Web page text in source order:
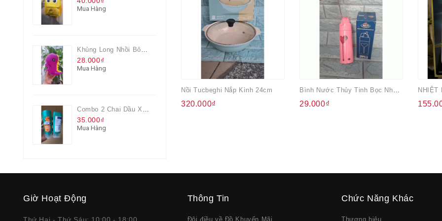
Mua Hàng
Khủng Long Nhồi Bông Cho Bé Chơi Màu Tím
28.000₫
Mua Hàng
Combo 2 Chai Dầu Xả Rejoice 3IN1 Siêu Mềm Mượt Chai 60ML
35.000₫
Mua Hàng
Nồi Tucbeghi Nắp Kình 24cm
320.000₫ 29.000₫
Giờ Hoạt Động Thông Tin
Đôi điều về Đồ Khuyến Mãi
Chức Năng Khác
Thương hiệu